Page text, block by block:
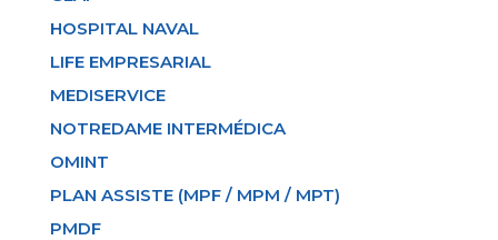
HOSPITAL NAVAL
LIFE EMPRESARIAL
MEDISERVICE
NOTREDAME INTERMÉDICA
OMINT
PLAN ASSISTE (MPF / MPM / MPT)
PMDF